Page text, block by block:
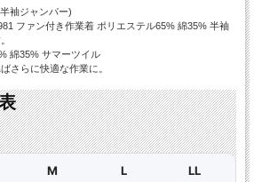
袖ジャンパー)
ファン付き作業着 ポリエステル65% 綿35% 半袖
綿35% サマーツイル
さらに快適な作業に。
M L LL